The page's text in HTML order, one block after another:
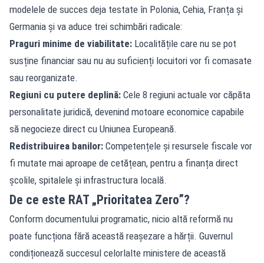
modelele de succes deja testate în Polonia, Cehia, Franța și
Germania și va aduce trei schimbări radicale:
Praguri minime de viabilitate: Localitățile care nu se pot
susține financiar sau nu au suficienți locuitori vor fi comasate
sau reorganizate.
Regiuni cu putere deplină: Cele 8 regiuni actuale vor căpăta
personalitate juridică, devenind motoare economice capabile
să negocieze direct cu Uniunea Europeană.
Redistribuirea banilor: Competențele și resursele fiscale vor
fi mutate mai aproape de cetățean, pentru a finanța direct
școlile, spitalele și infrastructura locală.
De ce este RAT „Prioritatea Zero”?
Conform documentului programatic, nicio altă reformă nu
poate funcționa fără această reașezare a hărții. Guvernul
condiționează succesul celorlalte ministere de această